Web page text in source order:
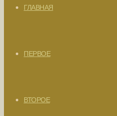
ГЛАВНАЯ
ПЕРВОЕ
ВТОРОЕ